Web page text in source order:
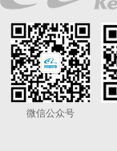
微信公众号